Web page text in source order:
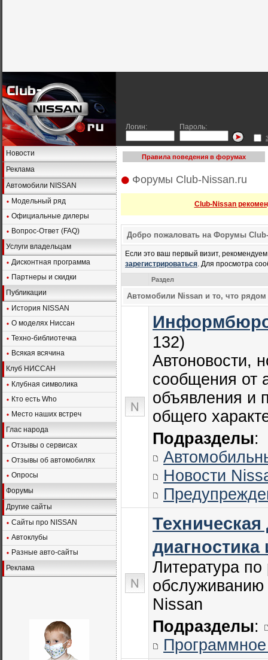
Логин: Пароль:
Новости
Реклама
Автомобили NISSAN
Модельный ряд
Официальные дилеры
Вопрос-Ответ (FAQ)
Услуги владельцам
Дисконтная программа
Партнеры и скидки
Публикации
История NISSAN
О моделях Ниссан
Техно-библиотечка
Всякая всячина
Клуб НИССАН
Клубная символика
Кто есть Who
Место наших встреч
Глас народа
Отзывы о сервисах
Отзывы об автомобилях
Опросы
Форумы
Другие сайты
Сайты про NISSAN
Автоклубы
Разные авто-сайты
Реклама
Правила поведения в форумах
Форумы Club-Nissan.ru
Club-Nissan
Добро пожаловать на Форумы
Если это ваш первый визит,
зарегистрироваться. Для просмотра
Раздел
Автомобили Nissan и то, что рядом
132)
Автоновости,
сообщения от
объявления и
общего
Подразделы:
Новости
Литература
Nissan
Подразделы: